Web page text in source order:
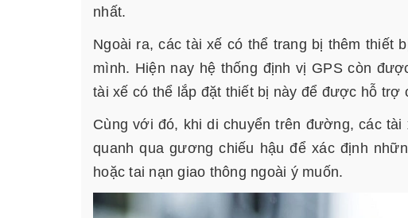
nhất.
Ngoài ra, các tài xế có thể trang bị thêm thiết
mình. Hiện nay hệ thống định vị GPS còn
tài xế có thể lắp đặt thiết bị này để được hỗ trợ
Cùng với đó, khi di chuyển trên đường, các
quanh qua gương chiếu hậu để xác định
hoặc tai nạn giao thông ngoài ý muốn.